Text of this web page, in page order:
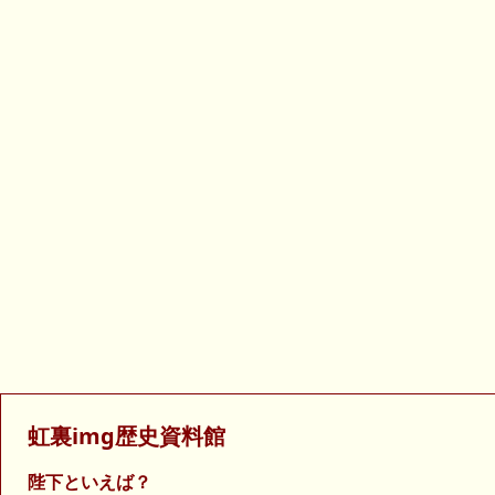
虹裏img歴史資料館
陛下といえば？